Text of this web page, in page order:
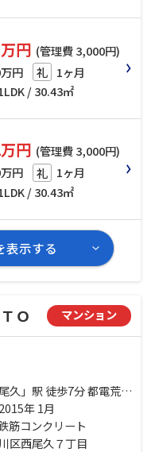
円 (管理費 3,000円)
円 礼 1ヶ月
/ 30.43㎡
円 (管理費 3,000円)
円 礼 1ヶ月
/ 30.43㎡
表示する
Ｏ マンション
駅 徒歩7分 都電荒川
地前」駅 徒歩2分 都電
台」駅 徒歩6分
年 1月
筋コンクリート
区西尾久７丁目